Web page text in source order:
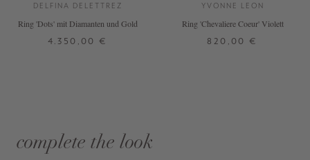
DELFINA DELETTREZ
Ring 'Dots' mit Diamanten und Gold
4.350,00 €
YVONNE LEON
Ring 'Chevaliere Coeur' Violett
820,00 €
complete the look